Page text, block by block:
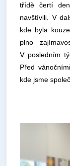
třídě čertí
navštívili. V
kde byla
plno
V posledním
Před
kde jsme